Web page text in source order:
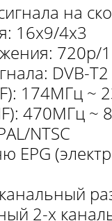
на
16х9/4х3
720р/
DVB-T2
174МГц ~
470МГц ~
NTSC
EPG
2-х